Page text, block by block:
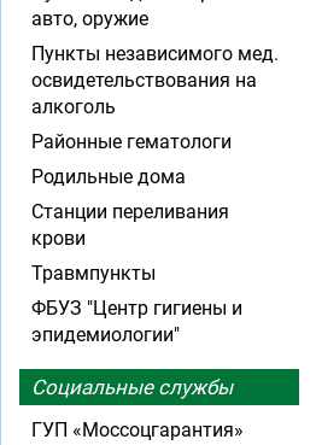
авто, оружие
Пункты независимого мед.
освидетельствования на
алкоголь
Районные гематологи
Родильные дома
Станции переливания
крови
Травмпункты
ФБУЗ "Центр гигиены и
эпидемиологии"
Социальные службы
ГУП «Моссоцгарантия»